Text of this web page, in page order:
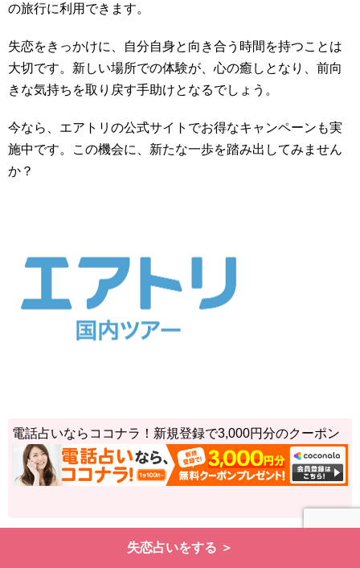
の旅行に利用できます。
失恋をきっかけに、自分自身と向き合う時間を持つことは
大切です。新しい場所での体験が、心の癒しとなり、前向
きな気持ちを取り戻す手助けとなるでしょう。
今なら、エアトリの公式サイトでお得なキャンペーンも実
施中です。この機会に、新たな一歩を踏み出してみません
か？
電話占いならココナラ！新規登録で3,000円分のクーポン
失恋占いをする ＞